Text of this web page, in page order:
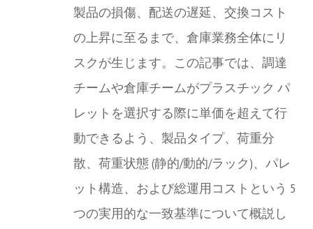
製品の損傷、配送の遅延、交換コスト
の上昇に至るまで、倉庫業務全体にリ
スクが生じます。この記事では、調達
チームや倉庫チームがプラスチック パ
レットを選択する際に単価を超えて行
動できるよう、製品タイプ、荷重分
散、荷重状態 (静的/動的/ラック)、パレ
ット構造、および総運用コストという 5
つの実用的な一致基準について概説し